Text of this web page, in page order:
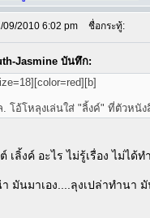
2010 6:02 pm ชื่อกระทู้:
Jasmine บันทึก:
. โอ้โหลุงเล่นใส่ "ลิ้งค์" ที่ตัวหนั
เลิ้งค์ อะไร ไม่รู้เรื่อง ไม่ได้
มันมาเอง....ลุงเปล่าทำนา มั